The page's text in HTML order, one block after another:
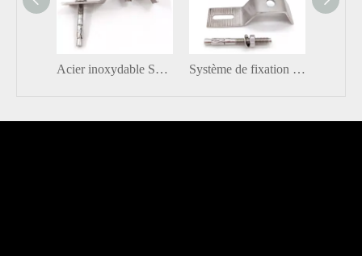
Acier inoxydable SS201 SS304 Murtain de rideau ordinaire Stone Radred Soffit Anchor Système de fixation en pierre en acier inoxydable Angle de marbre L /